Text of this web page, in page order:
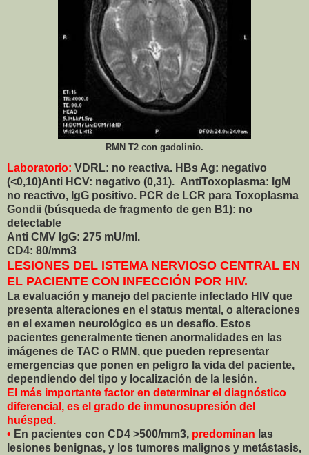
RMN T2 con gadolinio.
Laboratorio: VDRL: no reactiva. HBs Ag: negativo
(<0,10)Anti HCV: negativo (0,31). AntiToxoplasma: IgM
no reactivo, IgG positivo. PCR de LCR para Toxoplasma
Gondii (búsqueda de fragmento de gen B1): no
detectable
Anti CMV IgG: 275 mU/ml.
CD4: 80/mm3
LESIONES DEL ISTEMA NERVIOSO CENTRAL EN
EL PACIENTE CON INFECCIÓN POR HIV.
La evaluación y manejo del paciente infectado HIV que
presenta alteraciones en el status mental, o alteraciones
en el examen neurológico es un desafío. Estos
pacientes generalmente tienen anormalidades en las
imágenes de TAC o RMN, que pueden representar
emergencias que ponen en peligro la vida del paciente,
dependiendo del tipo y localización de la lesión.
El más importante factor en determinar el diagnóstico
diferencial, es el grado de inmunosupresión del
huésped.
• En pacientes con CD4 >500/mm3, predominan las
lesiones benignas, y los tumores malignos y metástasis,